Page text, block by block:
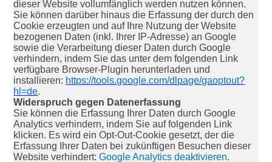
dieser Website vollumfänglich werden nutzen können.
Sie können darüber hinaus die Erfassung der durch den
Cookie erzeugten und auf Ihre Nutzung der Website
bezogenen Daten (inkl. Ihrer IP-Adresse) an Google
sowie die Verarbeitung dieser Daten durch Google
verhindern, indem Sie das unter dem folgenden Link
verfügbare Browser-Plugin herunterladen und
installieren: https://tools.google.com/dlpage/gaoptout?
hl=de.
Widerspruch gegen Datenerfassung
Sie können die Erfassung Ihrer Daten durch Google
Analytics verhindern, indem Sie auf folgenden Link
klicken. Es wird ein Opt-Out-Cookie gesetzt, der die
Erfassung Ihrer Daten bei zukünftigen Besuchen dieser
Website verhindert:Google Analytics deaktivieren.